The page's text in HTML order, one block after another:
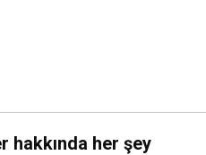
hakkında her şey